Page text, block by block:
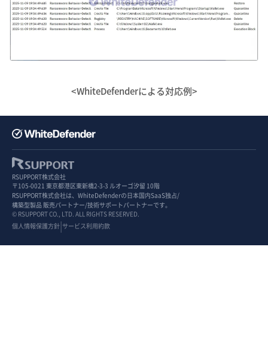
<WhiteDefenderによる対応例>
RSUPPORT株式会社
〒105-0021 東京都港区東新橋2-3-3 ルオーゴ汐留 10階
RSUPPORT株式会社は、WhiteDefenderの日本国内SaaS独占/
構築型製品 販売パートナー/技術サポートパートナーです。
© RSUPPORT CO., LTD. ALL RIGHTS RESERVED.
個人情報保護方針 サービス利用約款